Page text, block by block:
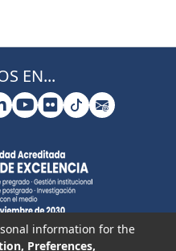
EN...
information for the
Preferences,